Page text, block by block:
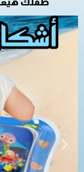
طفلك